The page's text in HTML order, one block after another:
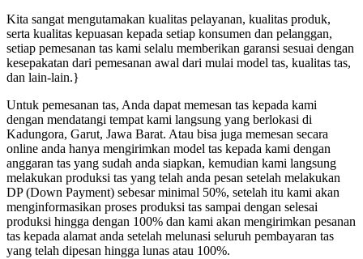
Kita sangat mengutamakan kualitas pelayanan, kualitas produk,
serta kualitas kepuasan kepada setiap konsumen dan pelanggan,
setiap pemesanan tas kami selalu memberikan garansi sesuai dengan
kesepakatan dari pemesanan awal dari mulai model tas, kualitas tas,
dan lain-lain.}
Untuk pemesanan tas, Anda dapat memesan tas kepada kami
dengan mendatangi tempat kami langsung yang berlokasi di
Kadungora, Garut, Jawa Barat. Atau bisa juga memesan secara
online anda hanya mengirimkan model tas kepada kami dengan
anggaran tas yang sudah anda siapkan, kemudian kami langsung
melakukan produksi tas yang telah anda pesan setelah melakukan
DP (Down Payment) sebesar minimal 50%, setelah itu kami akan
menginformasikan proses produksi tas sampai dengan selesai
produksi hingga dengan 100% dan kami akan mengirimkan pesanan
tas kepada alamat anda setelah melunasi seluruh pembayaran tas
yang telah dipesan hingga lunas atau 100%.